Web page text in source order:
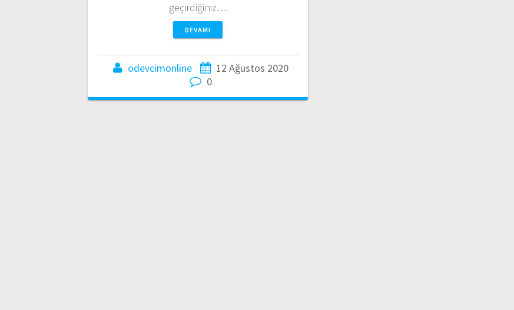
geçirdiğiniz…
DEVAMI
odevcimonline
12 Ağustos 2020
0